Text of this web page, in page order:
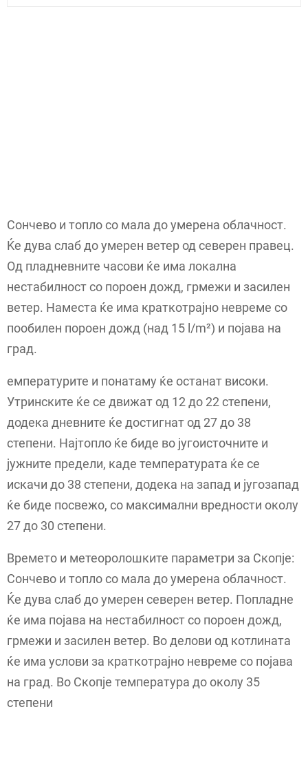
Сончево и топло со мала до умерена облачност.
Ќе дува слаб до умерен ветер од северен правец.
Од пладневните часови ќе има локална
нестабилност со пороен дожд, грмежи и засилен
ветер. Наместа ќе има краткотрајно невреме со
пообилен пороен дожд (над 15 l/m²) и појава на
град.
емпературите и понатаму ќе останат високи.
Утринските ќе се движат од 12 до 22 степени,
додека дневните ќе достигнат од 27 до 38
степени. Најтопло ќе биде во југоисточните и
јужните предели, каде температурата ќе се
искачи до 38 степени, додека на запад и југозапад
ќе биде посвежо, со максимални вредности околу
27 до 30 степени.
Времето и метеоролошките параметри за Скопје:
Сончево и топло со мала до умерена облачност.
Ќе дува слаб до умерен северен ветер. Попладне
ќе има појава на нестабилност со пороен дожд,
грмежи и засилен ветер. Во делови од котлината
ќе има услови за краткотрајно невреме со појава
на град. Во Скопје температура до околу 35
степени